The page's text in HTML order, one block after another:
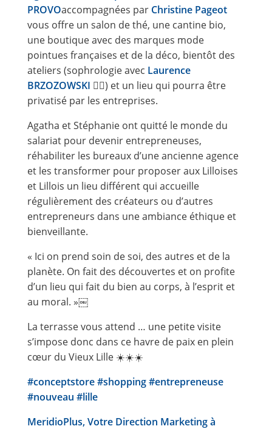
PROVOaccompagnées par Christine Pageot
vous offre un salon de thé, une cantine bio,
une boutique avec des marques mode
pointues françaises et de la déco, bientôt des
ateliers (sophrologie avec Laurence
BRZOZOWSKI 👍🏻) et un lieu qui pourra être
privatisé par les entreprises.
Agatha et Stéphanie ont quitté le monde du
salariat pour devenir entrepreneuses,
réhabiliter les bureaux d’une ancienne agence
et les transformer pour proposer aux Lilloises
et Lillois un lieu différent qui accueille
régulièrement des créateurs ou d’autres
entrepreneurs dans une ambiance éthique et
bienveillante.
« Ici on prend soin de soi, des autres et de la
planète. On fait des découvertes et on profite
d’un lieu qui fait du bien au corps, à l’esprit et
au moral. »￼
La terrasse vous attend … une petite visite
s’impose donc dans ce havre de paix en plein
cœur du Vieux Lille ☀️☀️☀️
#conceptstore#shopping#entrepreneuse
#nouveau #lille
MeridioPlus, Votre Direction Marketing à